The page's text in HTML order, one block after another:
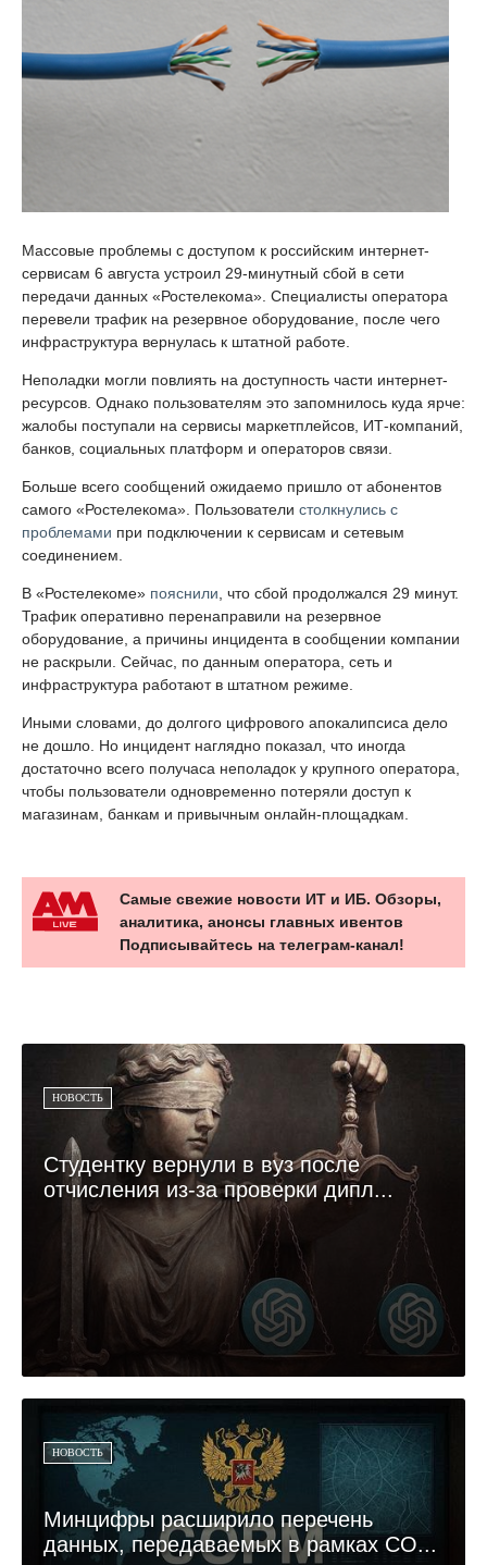
Массовые проблемы с доступом к российским интернет-
сервисам 6 августа устроил 29-минутный сбой в сети
передачи данных «Ростелекома». Специалисты оператора
перевели трафик на резервное оборудование, после чего
инфраструктура вернулась к штатной работе.
Неполадки могли повлиять на доступность части интернет-
ресурсов. Однако пользователям это запомнилось куда ярче:
жалобы поступали на сервисы маркетплейсов, ИТ-компаний,
банков, социальных платформ и операторов связи.
Больше всего сообщений ожидаемо пришло от абонентов
самого «Ростелекома». Пользователи столкнулись с
проблемами при подключении к сервисам и сетевым
соединением.
В «Ростелекоме» пояснили, что сбой продолжался 29 минут.
Трафик оперативно перенаправили на резервное
оборудование, а причины инцидента в сообщении компании
не раскрыли. Сейчас, по данным оператора, сеть и
инфраструктура работают в штатном режиме.
Иными словами, до долгого цифрового апокалипсиса дело
не дошло. Но инцидент наглядно показал, что иногда
достаточно всего получаса неполадок у крупного оператора,
чтобы пользователи одновременно потеряли доступ к
магазинам, банкам и привычным онлайн-площадкам.
Самые свежие новости ИТ и ИБ. Обзоры,
аналитика, анонсы главных ивентов
Подписывайтесь на телеграм-канал!
НОВОСТЬ
Студентку вернули в вуз после
отчисления из-за проверки дипл...
НОВОСТЬ
Минцифры расширило перечень
данных, передаваемых в рамках СО...